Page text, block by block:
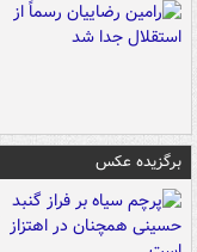
برگزیده عکس